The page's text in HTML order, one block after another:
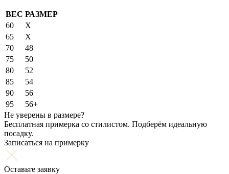
ВЕС РАЗМЕР
60
X
65
X
70
48
75
50
80
52
85
54
90
56
95
56+
Не уверены в размере?
Бесплатная примерка со стилистом. Подберём идеальную
посадку.
Записаться на примерку
Оставьте заявку